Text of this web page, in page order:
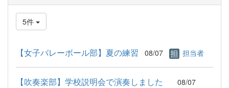
5件
【女子バレーボール部】夏の練習 08/07 担当者
【吹奏楽部】学校説明会で演奏しました
08/07